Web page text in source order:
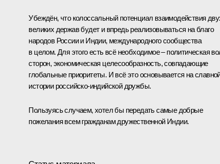
Убеждён, что колоссальный потенциал взаимодействия
великих держав будет и впредь реализовываться на благо
народов России и Индии, международного сообщества
в целом. Для этого есть всё необходимое – политическая
сторон, экономическая целесообразность, совпадающие
глобальные приоритеты. И всё это основывается на
истории российско-индийской дружбы.
Пользуясь случаем, хотел бы передать самые добрые
пожелания всем гражданам дружественной Индии.